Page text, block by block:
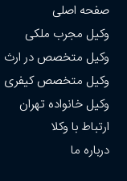
صفحه اصلی
وکیل مجرب ملکی
وکیل متخصص در ارث
وکیل متخصص کیفری
وکیل خانواده تهران
ارتباط با وکلا
درباره ما